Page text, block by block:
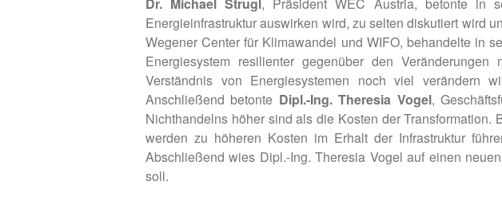
Dr. Michael Strugl, Präsident WEC Austria, betonte in
Energieinfrastruktur auswirken wird, zu selten diskutiert wird
Wegener Center für Klimawandel und WIFO, behandelte in
Energiesystem resilienter gegenüber den
Verständnis von Energiesystemen noch viel verändern
Anschließend betonte Dipl.-Ing. Theresia Vogel,
Nichthandelns höher sind als die Kosten der
werden zu höheren Kosten im Erhalt der Infrastruktur
Abschließend wies Dipl.-Ing. Theresia Vogel auf einen
soll.